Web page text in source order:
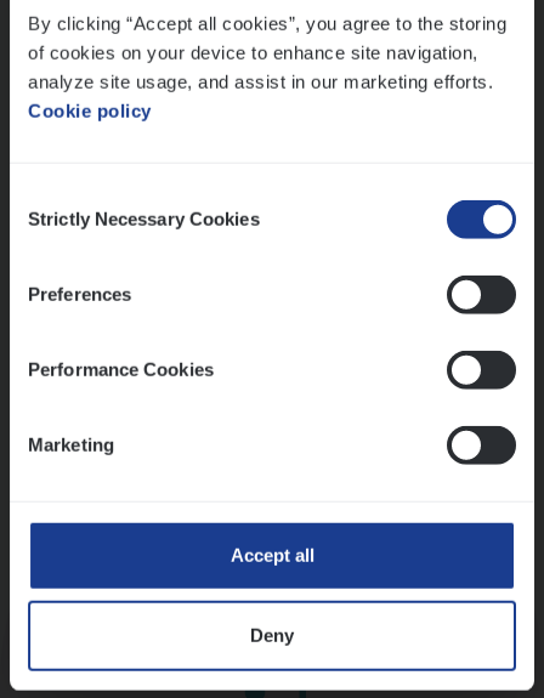
By clicking “Accept all cookies”, you agree to the storing
of cookies on your device to enhance site navigation,
analyze site usage, and assist in our marketing efforts.
Cookie policy
Selection
Strictly Necessary Cookies
Preferences
Performance Cookies
Marketing
Accept all
Deny
Meer dan collega’s: hoe Julie en Aurélie elkaar
versterken
Mathias houdt van diepgaande dossiers én droge
humor
Ons sollicitatieproces
Kennismaking met HR